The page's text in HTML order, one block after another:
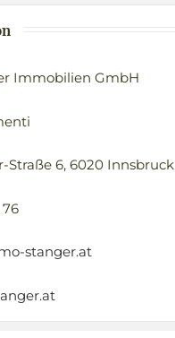
Immobilien GmbH
Straße 6, 6020 Innsbruck
stanger.at